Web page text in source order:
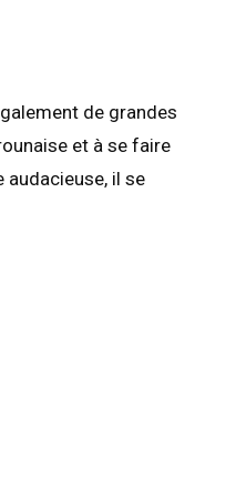
de grandes
et à se faire
audacieuse, il se